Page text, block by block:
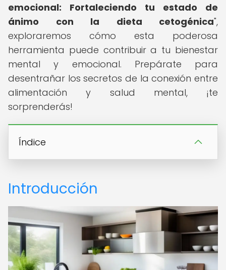
emocional: Fortaleciendo tu estado de
ánimo con la dieta cetogénica",
exploraremos cómo esta poderosa
herramienta puede contribuir a tu bienestar
mental y emocional. Prepárate para
desentrañar los secretos de la conexión entre
alimentación y salud mental, ¡te
sorprenderás!
Índice
Introducción